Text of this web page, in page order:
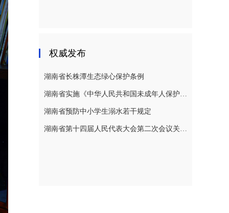
权威发布
湖南省长株潭生态绿心保护条例
湖南省实施《中华人民共和国未成年人保护法》若干规定
湖南省预防中小学生溺水若干规定
湖南省第十四届人民代表大会第二次会议关于湖南省人民代表大会常务委员会工作报告的决议